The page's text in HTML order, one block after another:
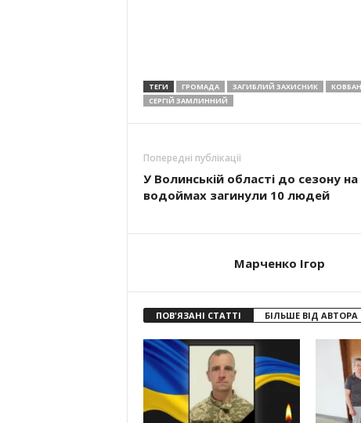
ТЕГИ ГРОМАДА ЗАГИБЛИЙ ЗАХИСНИК
СЕРГІЙ ЗАМЛИННИЙ
Попередні публікації
У Волинській області до сезону на
водоймах загинули 10 людей
Марченко Ігор
ПОВ'ЯЗАНІ СТАТТІ БІЛЬШЕ ВІД АВТОРА